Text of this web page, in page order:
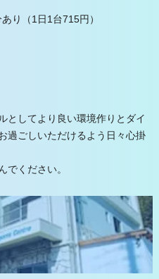
り（1日1台715円）
としてより良い環境作りとダイ
過ごしいただけるよう日々心掛
でください。